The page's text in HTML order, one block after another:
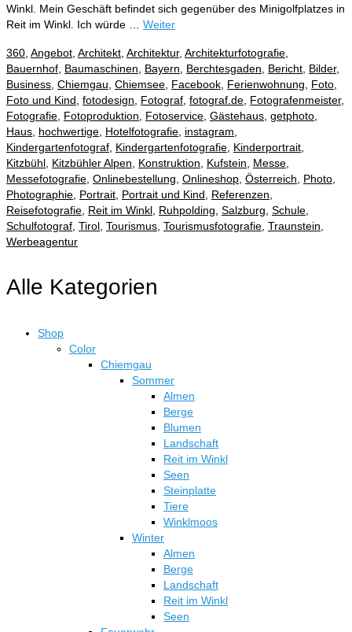
Winkl. Mein Geschäft befindet sich gegenüber des Minigolfplatzes in
Reit im Winkl. Ich würde … Weiter
360 Angebot Architekt Architektur, Architekturfotografie
Bauernhof Baumaschinen Bayern Berchtesgaden Bericht Bilder,
Business Chiemgau Chiemsee Facebook Ferienwohnung Foto
Foto und Kind fotodesign Fotograf fotograf.de Fotografenmeister,
Fotografie Fotoproduktion Fotoservice Gästehaus getphoto
Haus hochwertige Hotelfotografie instagram
Kindergartenfotograf Kindergartenfotografie Kinderportrait
Kitzbühl Kitzbühler Alpen Konstruktion Kufstein Messe
Messefotografie Onlinebestellung Onlineshop Österreich Photo
Photographie Portrait Portrait und Kind Referenzen
Reisefotografie Reit im Winkl Ruhpolding Salzburg Schule
Schulfotograf Tirol Tourismus Tourismusfotografie Traunstein
Werbeagentur
Alle Kategorien
Shop
Color
Chiemgau
Sommer
Almen
Berge
Blumen
Landschaft
Reit im Winkl
Seen
Steinplatte
Tiere
Winklmoos
Winter
Almen
Berge
Landschaft
Reit im Winkl
Seen